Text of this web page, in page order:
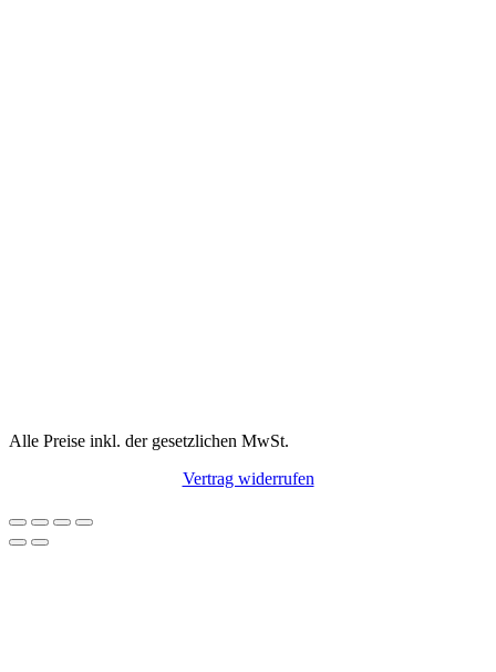
Alle Preise inkl. der gesetzlichen MwSt.
Vertrag widerrufen